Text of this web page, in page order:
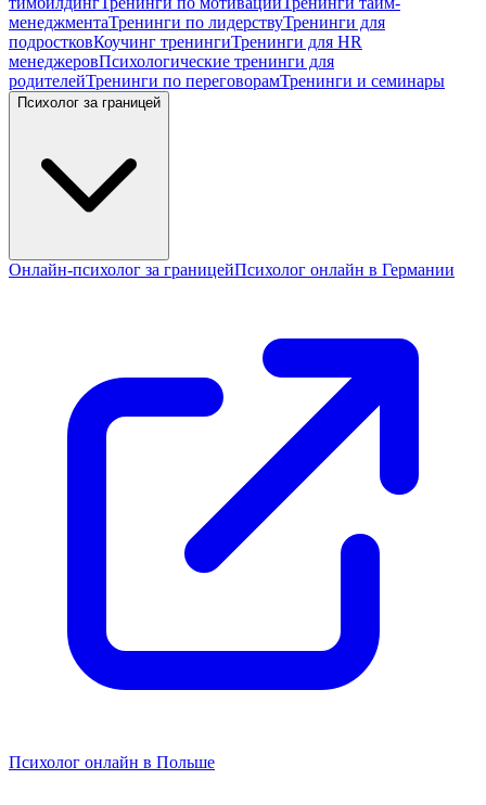
менеджментаТренинги по лидерствуТренинги для
подростковКоучинг тренингиТренинги для HR
менеджеровПсихологические тренинги для
родителейТренинги по переговорамТренинги и семинары
Психолог за границей
Онлайн-психолог за границейПсихолог онлайн в Германии
Психолог онлайн в Польше